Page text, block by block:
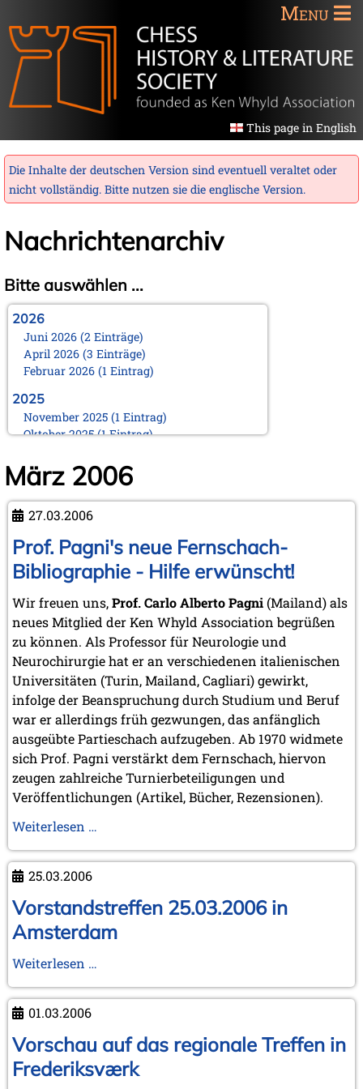
Menu
This page in English
Die Inhalte der deutschen Version sind eventuell veraltet oder
nicht vollständig. Bitte nutzen sie die englische Version.
Nachrichtenarchiv
Bitte auswählen ...
2026
Juni 2026 (2 Einträge)
April 2026 (3 Einträge)
Februar 2026 (1 Eintrag)
2025
November 2025 (1 Eintrag)
Oktober 2025 (1 Eintrag)
Juni 2025 (1 Eintrag)
März 2025 (1 Eintrag)
Februar 2025 (1 Eintrag)
Januar 2025 (1 Eintrag)
2024
November 2024 (1 Eintrag)
Oktober 2024 (1 Eintrag)
August 2024 (2 Einträge)
Februar 2024 (2 Einträge)
Januar 2024 (1 Eintrag)
2023
September 2023 (1 Eintrag)
August 2023 (1 Eintrag)
April 2023 (1 Eintrag)
März 2023 (1 Eintrag)
Februar 2023 (2 Einträge)
2022
November 2022 (2 Einträge)
Oktober 2022 (1 Eintrag)
September 2022 (1 Eintrag)
März 2022 (1 Eintrag)
Dezember 2021 (1 Eintrag)
November 2021 (1 Eintrag)
Oktober 2021 (1 Eintrag)
August 2021 (1 Eintrag)
2019
Oktober 2019 (1 Eintrag)
Mai 2019 (1 Eintrag)
2017
Juni 2017 (1 Eintrag)
März 2006
27.03.2006
Prof. Pagni's neue Fernschach-
Bibliographie - Hilfe erwünscht!
Wir freuen uns,Prof. Carlo Alberto Pagni(Mailand) als
neues Mitglied der Ken Whyld Association begrüßen
zu können. Als Professor für Neurologie und
Neurochirurgie hat er an verschiedenen italienischen
Universitäten (Turin, Mailand, Cagliari) gewirkt,
infolge der Beanspruchung durch Studium und Beruf
war er allerdings früh gezwungen, das anfänglich
ausgeübte Partieschach aufzugeben. Ab 1970 widmete
sich Prof. Pagni verstärkt dem Fernschach, hiervon
zeugen zahlreiche Turnierbeteiligungen und
Veröffentlichungen (Artikel, Bücher, Rezensionen).
Weiterlesen …
neue
Bibliographie
Hilfe
25.03.2006
Vorstandstreffen 25.03.2006 in
Amsterdam
Weiterlesen …
in
01.03.2006
Vorschau auf das regionale Treffen in
Frederiksværk